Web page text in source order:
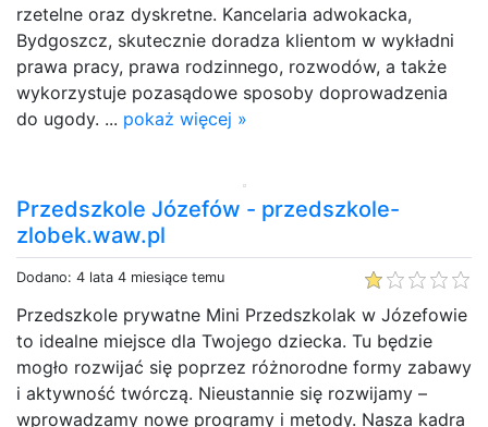
rzetelne oraz dyskretne. Kancelaria adwokacka,
Bydgoszcz, skutecznie doradza klientom w wykładni
prawa pracy, prawa rodzinnego, rozwodów, a także
wykorzystuje pozasądowe sposoby doprowadzenia
do ugody. ... pokaż więcej »
Przedszkole Józefów - przedszkole-
zlobek.waw.pl
Dodano: 4 lata 4 miesiące temu
Przedszkole prywatne Mini Przedszkolak w Józefowie
to idealne miejsce dla Twojego dziecka. Tu będzie
mogło rozwijać się poprzez różnorodne formy zabawy
i aktywność twórczą. Nieustannie się rozwijamy –
wprowadzamy nowe programy i metody. Nasza kadra